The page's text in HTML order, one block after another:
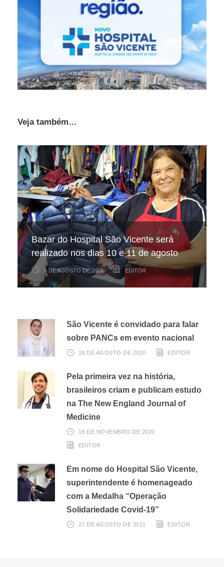
Veja também…
Bazar do Hospital São Vicente será
realizado nos dias 10 e 11 de agosto
6 DE AGOSTO DE 2026 EDITOR
Hospital São Vicente participa de
mapeamento nacional sobre câncer
infantojuvenil
6 DE AGOSTO DE 2026 EDITOR
Hospital São Vicente expande
arrecadação de cupons fiscais pela
Nota Fiscal Paulista
3 DE AGOSTO DE 2026 EDITOR
São Vicente é convidado para falar
sobre PANCs em evento nacional
19 DE AGOSTO DE 2020 EDITOR
Pela primeira vez na história,
brasileiros criam e publicam estudo
na The New England Journal of
Medicine
19 DE NOVEMBRO DE 2020
EDITOR
Em nome do Hospital São Vicente,
superintendente é homenageado
com a Medalha “Operação
Solidariedade Covid-19”
27 DE AGOSTO DE 2021 EDITOR